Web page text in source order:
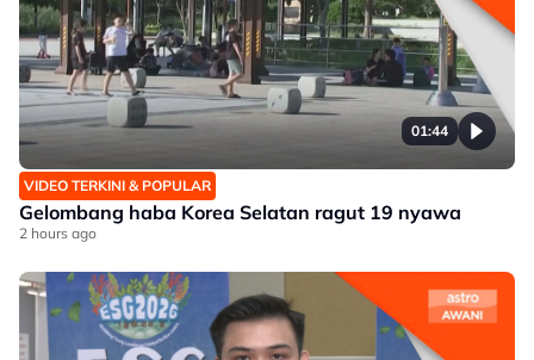
01:44
VIDEO TERKINI & POPULAR
Gelombang haba Korea Selatan ragut 19 nyawa
2 hours ago